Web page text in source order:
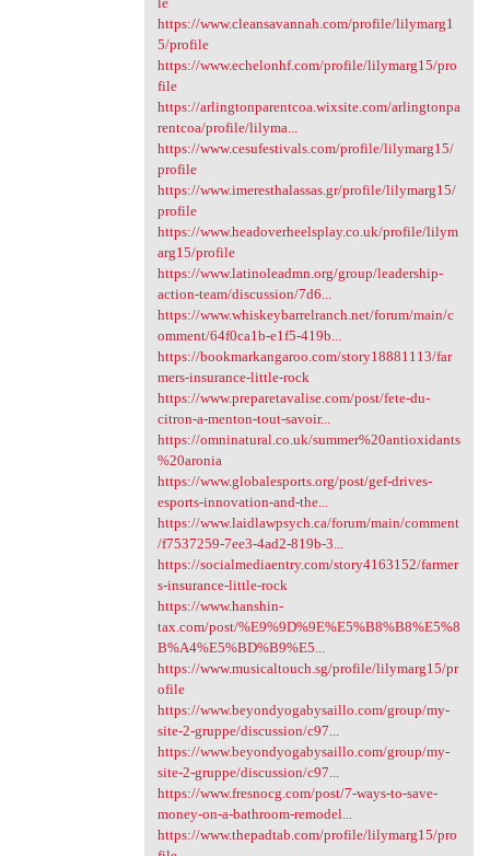
https://www.cleansavannah.com/profile/lilymarg1
5/profile
https://www.echelonhf.com/profile/lilymarg15/pro
file
https://arlingtonparentcoa.wixsite.com/arlingtonpa
rentcoa/profile/lilyma...
https://www.cesufestivals.com/profile/lilymarg15/
profile
https://www.imeresthalassas.gr/profile/lilymarg15/
profile
https://www.headoverheelsplay.co.uk/profile/lilym
arg15/profile
https://www.latinoleadmn.org/group/leadership-
action-team/discussion/7d6...
https://www.whiskeybarrelranch.net/forum/main/c
omment/64f0ca1b-e1f5-419b...
https://bookmarkangaroo.com/story18881113/far
mers-insurance-little-rock
https://www.preparetavalise.com/post/fete-du-
citron-a-menton-tout-savoir...
https://omninatural.co.uk/summer%20antioxidants
%20aronia
https://www.globalesports.org/post/gef-drives-
esports-innovation-and-the...
https://www.laidlawpsych.ca/forum/main/comment
/f7537259-7ee3-4ad2-819b-3...
https://socialmediaentry.com/story4163152/farmer
s-insurance-little-rock
https://www.hanshin-
tax.com/post/%E9%9D%9E%E5%B8%B8%E5%8
B%A4%E5%BD%B9%E5...
https://www.musicaltouch.sg/profile/lilymarg15/pr
ofile
https://www.beyondyogabysaillo.com/group/my-
site-2-gruppe/discussion/c97...
https://www.beyondyogabysaillo.com/group/my-
site-2-gruppe/discussion/c97...
https://www.fresnocg.com/post/7-ways-to-save-
money-on-a-bathroom-remodel...
https://www.thepadtab.com/profile/lilymarg15/pro